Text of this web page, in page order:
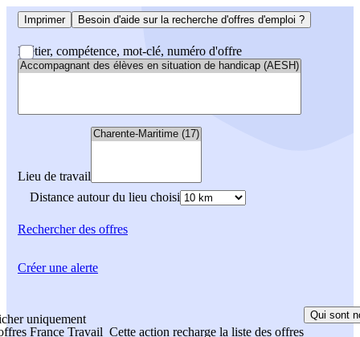
Imprimer Besoin d'aide sur la recherche d'offres d'emploi ?
Métier, compétence, mot-clé, numéro d'offre
Lieu de travail
Distance autour du lieu choisi
Rechercherdes offres
uniquement
France Travail Cette action recharge la liste des offres
Qui sont
Créer une alerte